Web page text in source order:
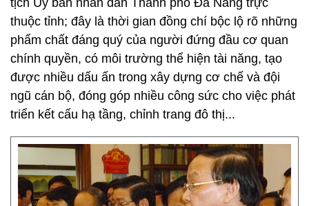
tịch Ủy ban nhân dân Thành phố Đà Nẵng trực
thuộc tỉnh; đây là thời gian đồng chí bộc lộ rõ những
phẩm chất đáng quý của người đứng đầu cơ quan
chính quyền, có môi trường thể hiện tài năng, tạo
được nhiều dấu ấn trong xây dựng cơ chế và đội
ngũ cán bộ, đóng góp nhiều công sức cho việc phát
triển kết cấu hạ tầng, chỉnh trang đô thị...